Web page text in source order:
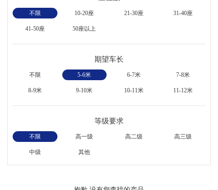
不限 10-20座 21-30座 31-40座
41-50座 50座以上
期望车长
不限 5-6米 6-7米 7-8米
8-9米 9-10米 10-11米 11-12米
等级要求
不限 高一级 高二级 高三级
中级 其他